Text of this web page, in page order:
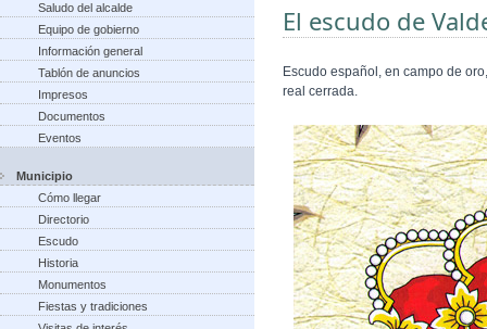
Saludo del alcalde
Equipo de gobierno
Información general
Tablón de anuncios
Impresos
Documentos
Eventos
Municipio
Cómo llegar
Directorio
Escudo
Historia
Monumentos
Fiestas y tradiciones
El escudo de
Escudo español, en campo de
real cerrada.